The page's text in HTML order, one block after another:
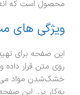
محصول است که
ویژگی های
این صفحه برای
روی متن قرار داده
خشک‌شدن مواد
به‌کار بر. این